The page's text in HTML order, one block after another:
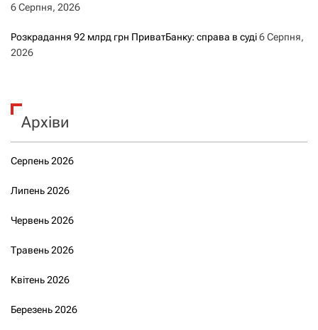
м
и
6 Серпня, 2026
Розкрадання 92 млрд грн ПриватБанку: справа в суді6 Серпня,
2026
Архіви
Серпень 2026
Липень 2026
Червень 2026
Травень 2026
Квітень 2026
Березень 2026